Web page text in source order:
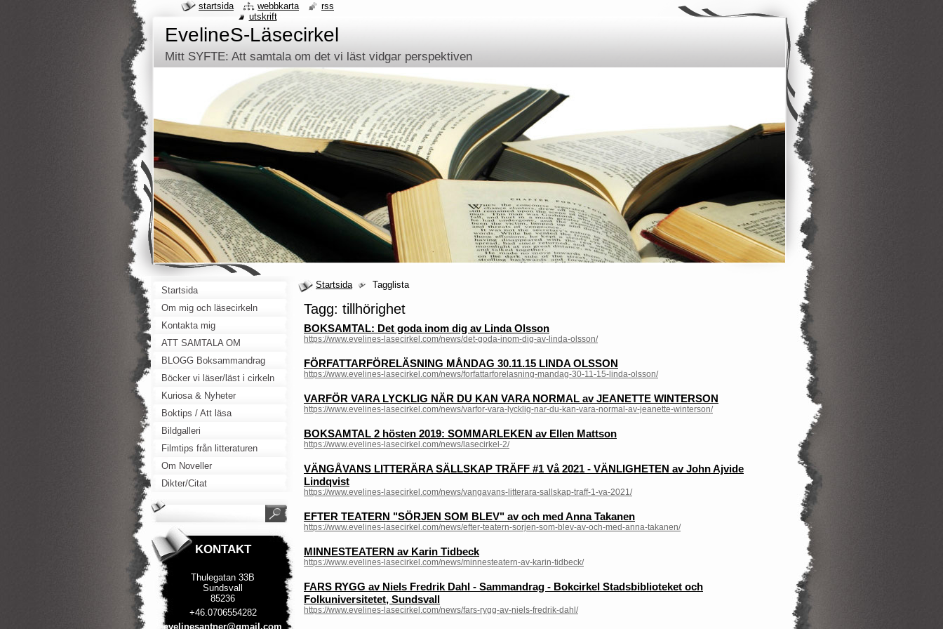
EvelineS-Läsecirkel
Mitt SYFTE: Att samtala om det vi läst vidgar perspektiven
Startsida Tagglista
Tagg: tillhörighet
BOKSAMTAL: Det goda inom dig av Linda Olsson
https://www.evelines-lasecirkel.com/news/det-goda-inom-dig-av-linda-olsson/
FÖRFATTARFÖRELÄSNING MÅNDAG 30.11.15 LINDA OLSSON
https://www.evelines-lasecirkel.com/news/forfattarforelasning-mandag-30-11-15-linda-olsson/
VARFÖR VARA LYCKLIG NÄR DU KAN VARA NORMAL av JEANETTE WINTERSON
https://www.evelines-lasecirkel.com/news/varfor-vara-lycklig-nar-du-kan-vara-normal-av-jeanette-winterson/
BOKSAMTAL 2 hösten 2019: SOMMARLEKEN av Ellen Mattson
https://www.evelines-lasecirkel.com/news/lasecirkel-2/
VÄNGÅVANS LITTERÄRA SÄLLSKAP TRÄFF #1 Vå 2021 - VÄNLIGHETEN av John Ajvide
Lindqvist
https://www.evelines-lasecirkel.com/news/vangavans-litterara-sallskap-traff-1-va-2021/
EFTER TEATERN "SÖRJEN SOM BLEV" av och med Anna Takanen
https://www.evelines-lasecirkel.com/news/efter-teatern-sorjen-som-blev-av-och-med-anna-takanen/
MINNESTEATERN av Karin Tidbeck
https://www.evelines-lasecirkel.com/news/minnesteatern-av-karin-tidbeck/
FARS RYGG av Niels Fredrik Dahl - Sammandrag - Bokcirkel Stadsbiblioteket och
Folkuniversitetet, Sundsvall
https://www.evelines-lasecirkel.com/news/fars-rygg-av-niels-fredrik-dahl/
Startsida
Om mig och läsecirkeln
Kontakta mig
ATT SAMTALA OM
BLOGG Boksammandrag
Böcker vi läser/läst i cirkeln
Kuriosa & Nyheter
Boktips / Att läsa
Bildgalleri
Filmtips från litteraturen
Om Noveller
Dikter/Citat
KONTAKT
Thulegatan 33B
Sundsvall
85236
+46.0706554282
evelinesantner@gmail.com
startsida webbkarta
rss
utskrift